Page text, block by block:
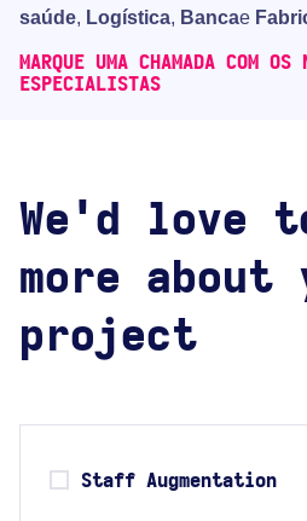
saúde, Logística, Bancae
MARQUE UMA CHAMADA COM OS
ESPECIALISTAS
We'd love
more about
project
Staff Augmentation